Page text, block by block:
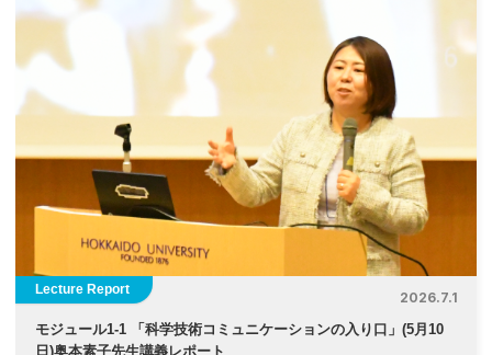
Lecture Report
2026.7.1
モジュール1-1 「科学技術コミュニケーションの入り口」(5月10
日)奥本素子先生講義レポート